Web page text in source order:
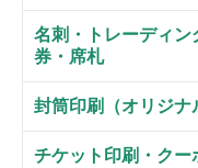
名刺・トレーディン
券・席札
封筒印刷（オリジナ
チケット印刷・クー